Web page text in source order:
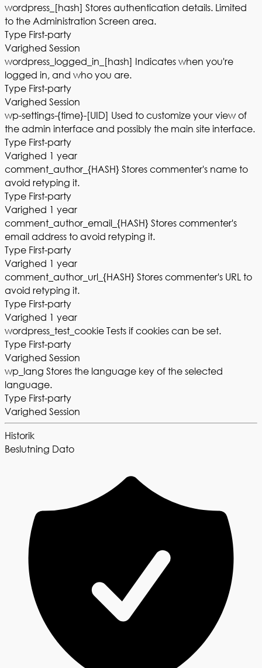
wordpress_[hash] Stores authentication details. Limited
to the Administration Screen area.
Type First-party
Varighed Session
wordpress_logged_in_[hash] Indicates when you're
logged in, and who you are.
Type First-party
Varighed Session
wp-settings-{time}-[UID] Used to customize your view of
the admin interface and possibly the main site interface.
Type First-party
Varighed 1 year
comment_author_{HASH} Stores commenter's name to
avoid retyping it.
Type First-party
Varighed 1 year
comment_author_email_{HASH} Stores commenter's
email address to avoid retyping it.
Type First-party
Varighed 1 year
comment_author_url_{HASH} Stores commenter's URL to
avoid retyping it.
Type First-party
Varighed 1 year
wordpress_test_cookieTests if cookies can be set.
Type First-party
Varighed Session
wp_lang Stores the language key of the selected
language.
Type First-party
Varighed Session
Historik
Beslutning Dato